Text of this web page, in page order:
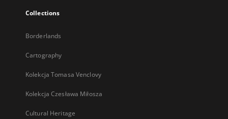
Collections
Borderlands
Cartography
Kolekcja Tomasa Venclovy
Kolekcja Czesława Miłosza
Cultural Heritage